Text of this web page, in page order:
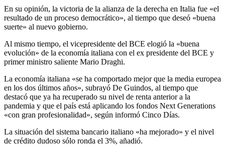
En su opinión, la victoria de la alianza de la derecha en Italia fue «el
resultado de un proceso democrático», al tiempo que deseó «buena
suerte» al nuevo gobierno.
Al mismo tiempo, el vicepresidente del BCE elogió la «buena
evolución» de la economía italiana con el ex presidente del BCE y
primer ministro saliente Mario Draghi.
La economía italiana «se ha comportado mejor que la media europea
en los dos últimos años», subrayó De Guindos, al tiempo que
destacó que ya ha recuperado su nivel de renta anterior a la
pandemia y que el país está aplicando los fondos Next Generations
«con gran profesionalidad», según informó Cinco Días.
La situación del sistema bancario italiano «ha mejorado» y el nivel
de crédito dudoso sólo ronda el 3%, añadió.